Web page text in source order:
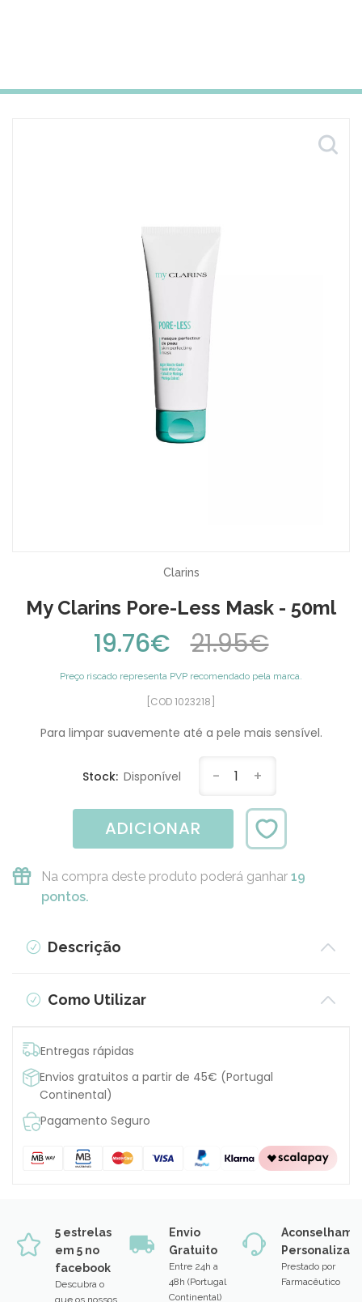
Clarins
My Clarins Pore-Less Mask - 50ml
19.76€ 21.95€
Preço riscado representa PVP recomendado pela marca.
[COD 1023218]
Para limpar suavemente até a pele mais sensível.
Stock: Disponível - 1 +
ADICIONAR
Na compra deste produto poderá ganhar 19
pontos.
Descrição
Como Utilizar
Entregas rápidas
Envios gratuitos a partir de 45€ (Portugal
Continental)
Pagamento Seguro
5 estrelas
em 5 no
facebook
Descubra o
que os nossos
Envio
Gratuito
Entre 24h a
48h (Portugal
Continental)
Prestado por
Farmacêutico